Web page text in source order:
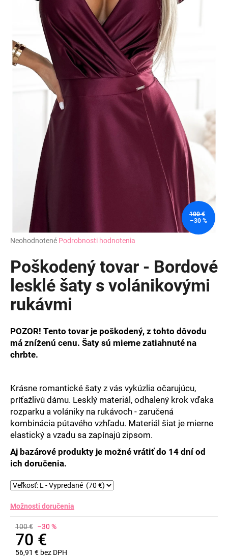
Priemerné
produktu
je
0,0
hviezdičiek.
Neohodnotené Podrobnosti hodnotenia
Poškodený tovar - Bordové
lesklé šaty s volánikovými
rukávmi
POZOR! Tento tovar je poškodený, z tohto dôvodu
má zníženú cenu. Šaty sú mierne zatiahnuté na
chrbte.
Krásne romantické šaty z vás vykúzlia očarujúcu,
príťažlivú dámu. Lesklý materiál, odhalený krok vďaka
rozparku a volániky na rukávoch - zaručená
kombinácia pútavého vzhľadu. Materiál šiat je mierne
elastický a vzadu sa zapínajú zipsom.
Aj bazárové produkty je možné vrátiť do 14 dní od
ich doručenia.
Možnosti doručenia
100 € –30 %
70 €
56,91 € bez DPH
100 €
–30 %